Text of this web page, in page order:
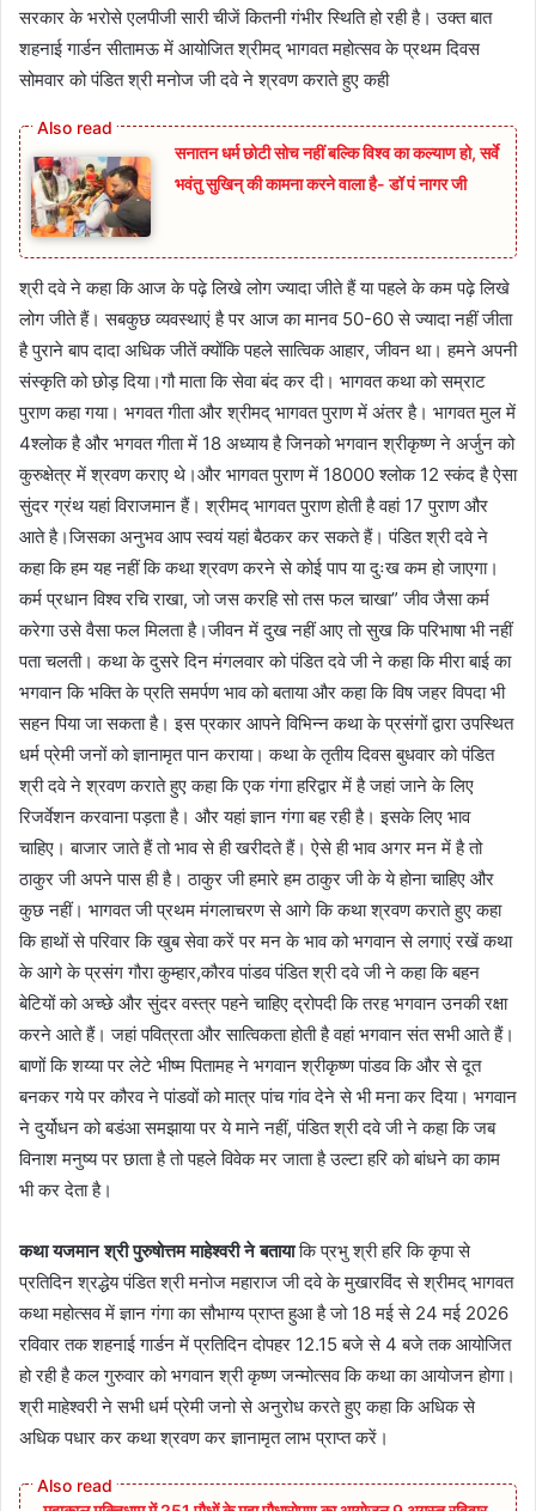
सरकार के भरोसे एलपीजी सारी चीजें कितनी गंभीर स्थिति हो रही है। उक्त बात
शहनाई गार्डन सीतामऊ में आयोजित श्रीमद् भागवत महोत्सव के प्रथम दिवस
सोमवार को पंडित श्री मनोज जी दवे ने श्रवण कराते हुए कही
सनातन धर्म छोटी सोच नहीं बल्कि विश्व का कल्याण हो, सर्वे
भवंतु सुखिन् की कामना करने वाला है- डॉ पं नागर जी
श्री दवे ने कहा कि आज के पढ़े लिखे लोग ज्यादा जीते हैं या पहले के कम पढ़े लिखे
लोग जीते हैं। सबकुछ व्यवस्थाएं है पर आज का मानव 50-60 से ज्यादा नहीं जीता
है पुराने बाप दादा अधिक जीतें क्योंकि पहले सात्विक आहार, जीवन था। हमने अपनी
संस्कृति को छोड़ दिया।गौ माता कि सेवा बंद कर दी। भागवत कथा को सम्राट
पुराण कहा गया। भगवत गीता और श्रीमद् भागवत पुराण में अंतर है। भागवत मुल में
4श्लोक है और भगवत गीता में 18 अध्याय है जिनको भगवान श्रीकृष्ण ने अर्जुन को
कुरुक्षेत्र में श्रवण कराए थे।और भागवत पुराण में 18000 श्लोक 12 स्कंद है ऐसा
सुंदर ग्रंथ यहां विराजमान हैं। श्रीमद् भागवत पुराण होती है वहां 17 पुराण और
आते है।जिसका अनुभव आप स्वयं यहां बैठकर कर सकते हैं। पंडित श्री दवे ने
कहा कि हम यह नहीं कि कथा श्रवण करने से कोई पाप या दुःख कम हो जाएगा।
कर्म प्रधान विश्व रचि राखा, जो जस करहि सो तस फल चाखा” जीव जैसा कर्म
करेगा उसे वैसा फल मिलता है।जीवन में दुख नहीं आए तो सुख कि परिभाषा भी नहीं
पता चलती। कथा के दुसरे दिन मंगलवार को पंडित दवे जी ने कहा कि मीरा बाई का
भगवान कि भक्ति के प्रति समर्पण भाव को बताया और कहा कि विष जहर विपदा भी
सहन पिया जा सकता है। इस प्रकार आपने विभिन्न कथा के प्रसंगों द्वारा उपस्थित
धर्म प्रेमी जनों को ज्ञानामृत पान कराया। कथा के तृतीय दिवस बुधवार को पंडित
श्री दवे ने श्रवण कराते हुए कहा कि एक गंगा हरिद्वार में है जहां जाने के लिए
रिजर्वेशन करवाना पड़ता है। और यहां ज्ञान गंगा बह रही है। इसके लिए भाव
चाहिए। बाजार जाते हैं तो भाव से ही खरीदते हैं। ऐसे ही भाव अगर मन में है तो
ठाकुर जी अपने पास ही है। ठाकुर जी हमारे हम ठाकुर जी के ये होना चाहिए और
कुछ नहीं। भागवत जी प्रथम मंगलाचरण से आगे कि कथा श्रवण कराते हुए कहा
कि हाथों से परिवार कि खुब सेवा करें पर मन के भाव को भगवान से लगाएं रखें कथा
के आगे के प्रसंग गौरा कुम्हार,कौरव पांडव पंडित श्री दवे जी ने कहा कि बहन
बेटियों को अच्छे और सुंदर वस्त्र पहने चाहिए द्रोपदी कि तरह भगवान उनकी रक्षा
करने आते हैं। जहां पवित्रता और सात्विकता होती है वहां भगवान संत सभी आते हैं।
बाणों कि शय्या पर लेटे भीष्म पितामह ने भगवान श्रीकृष्ण पांडव कि और से दूत
बनकर गये पर कौरव ने पांडवों को मात्र पांच गांव देने से भी मना कर दिया। भगवान
ने दुर्योधन को बडंआ समझाया पर ये माने नहीं, पंडित श्री दवे जी ने कहा कि जब
विनाश मनुष्य पर छाता है तो पहले विवेक मर जाता है उल्टा हरि को बांधने का काम
भी कर देता है।
कथा यजमान श्री पुरुषोत्तम माहेश्वरी ने बतायाकि प्रभु श्री हरि कि कृपा से
प्रतिदिन श्रद्धेय पंडित श्री मनोज महाराज जी दवे के मुखारविंद से श्रीमद् भागवत
कथा महोत्सव में ज्ञान गंगा का सौभाग्य प्राप्त हुआ है जो 18 मई से 24 मई 2026
रविवार तक शहनाई गार्डन में प्रतिदिन दोपहर 12.15 बजे से 4 बजे तक आयोजित
हो रही है कल गुरुवार को भगवान श्री कृष्ण जन्मोत्सव कि कथा का आयोजन होगा।
श्री माहेश्वरी ने सभी धर्म प्रेमी जनो से अनुरोध करते हुए कहा कि अधिक से
अधिक पधार कर कथा श्रवण कर ज्ञानामृत लाभ प्राप्त करें।